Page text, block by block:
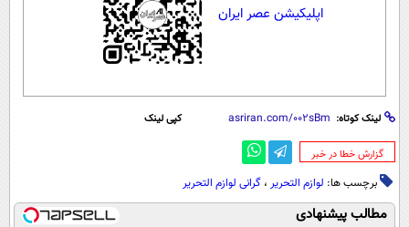
اپلیکیشن عصر ایران
لینک کوتاه: کپی لینک
‌گزارش خطا در خبر
برچسب ها: لوازم التحریر ، گرانی لوازم التحریر
مطالب پیشنهادی